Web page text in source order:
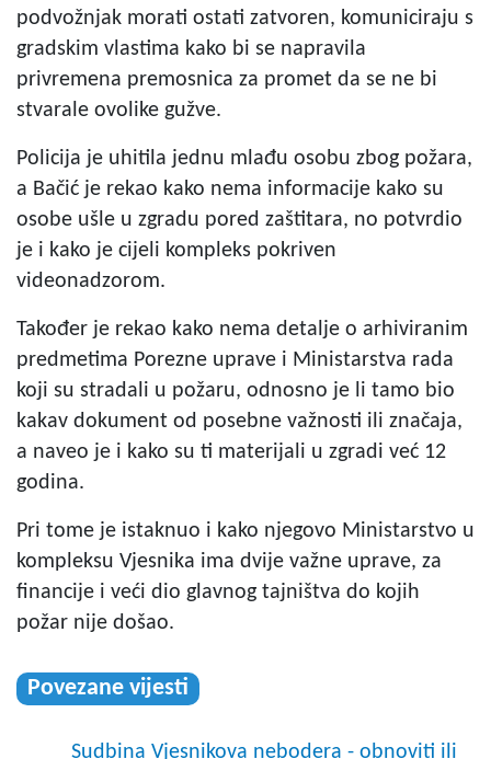
podvožnjak morati ostati zatvoren, komuniciraju s
gradskim vlastima kako bi se napravila
privremena premosnica za promet da se ne bi
stvarale ovolike gužve.
Policija je uhitila jednu mlađu osobu zbog požara,
a Bačić je rekao kako nema informacije kako su
osobe ušle u zgradu pored zaštitara, no potvrdio
je i kako je cijeli kompleks pokriven
videonadzorom.
Također je rekao kako nema detalje o arhiviranim
predmetima Porezne uprave i Ministarstva rada
koji su stradali u požaru, odnosno je li tamo bio
kakav dokument od posebne važnosti ili značaja,
a naveo je i kako su ti materijali u zgradi već 12
godina.
Pri tome je istaknuo i kako njegovo Ministarstvo u
kompleksu Vjesnika ima dvije važne uprave, za
financije i veći dio glavnog tajništva do kojih
požar nije došao.
Povezane vijesti
Sudbina Vjesnikova nebodera - obnoviti ili